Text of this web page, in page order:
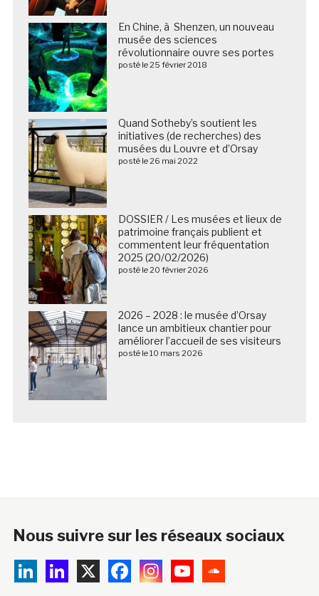
En Chine, à Shenzen, un nouveau
musée des sciences
révolutionnaire ouvre ses portes
posté le 25 février 2018
Quand Sotheby’s soutient les
initiatives (de recherches) des
musées du Louvre et d’Orsay
posté le 26 mai 2022
DOSSIER / Les musées et lieux de
patrimoine français publient et
commentent leur fréquentation
2025 (20/02/2026)
posté le 20 février 2026
2026 – 2028 : le musée d’Orsay
lance un ambitieux chantier pour
améliorer l’accueil de ses visiteurs
posté le 10 mars 2026
Nous suivre sur les réseaux sociaux